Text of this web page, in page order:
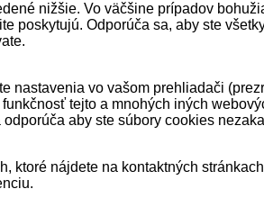
nižšie. Vo väčšine prípadov
poskytujú. Odporúča sa, aby ste
nastavenia vo vašom prehliadači
tejto a mnohých iných
aby ste súbory cookies
ktoré nájdete na kontaktných